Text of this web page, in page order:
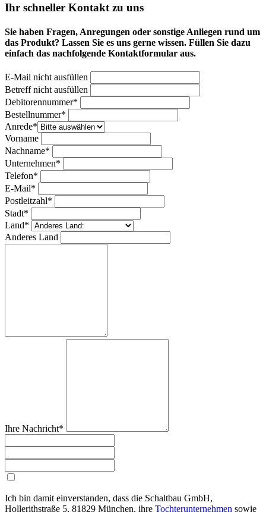
Ihr schneller Kontakt zu uns
Sie haben Fragen, Anregungen oder sonstige Anliegen rund um
das Produkt? Lassen Sie es uns gerne wissen. Füllen Sie dazu
einfach das nachfolgende Kontaktformular aus.
E-Mail nicht ausfüllen
Betreff nicht ausfüllen
Bitte nicht ausfüllen
Debitorennummer*
Bestellnummer*
Anrede*
Vorname
Nachname*
Unternehmen*
Telefon*
E-Mail*
Postleitzahl*
Stadt*
Land*
Anderes Land
Ihre Nachricht*
Ich bin damit einverstanden, dass die Schaltbau GmbH,
Hollerithstraße 5, 81829 München, ihre Tochterunternehmen sowie